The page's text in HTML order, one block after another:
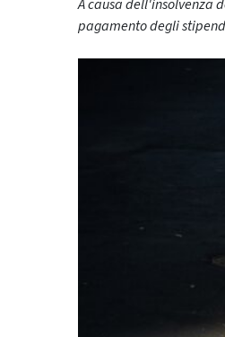
A causa dell'insolvenza
pagamento degli